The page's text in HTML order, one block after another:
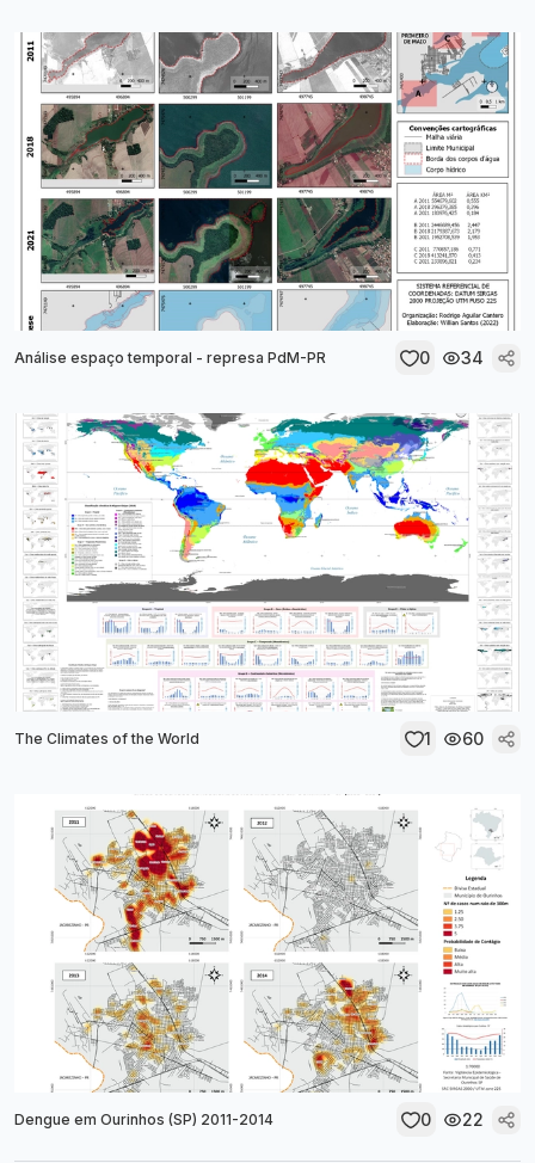
Análise espaço temporal - represa PdM-PR 0 34
The Climates of the World 1 60
Dengue em Ourinhos (SP) 2011-2014 0 22